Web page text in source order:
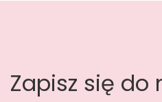
Zapisz się do